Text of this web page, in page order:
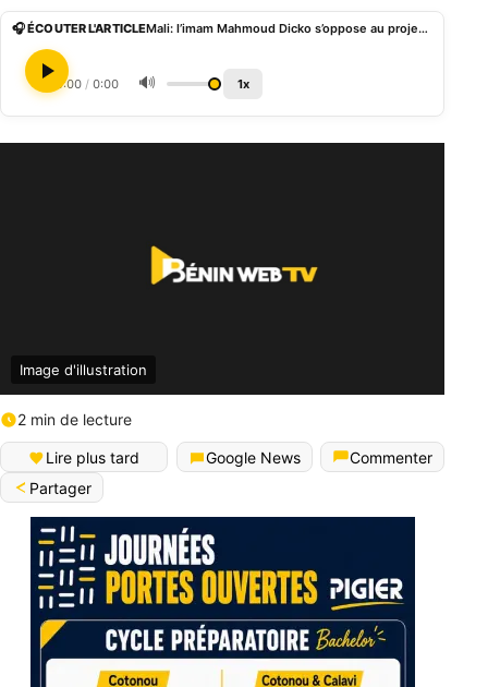
🎧 ÉCOUTER L'ARTICLE Mali: l’imam Mahmoud Dicko s’oppose au projet d’une nouvelle constitution d’Assimi Goà¯ta
0:00 / 0:00 🔊 1x
Image d'illustration
2 min de lecture
Lire plus tard Google News
Commenter
Partager